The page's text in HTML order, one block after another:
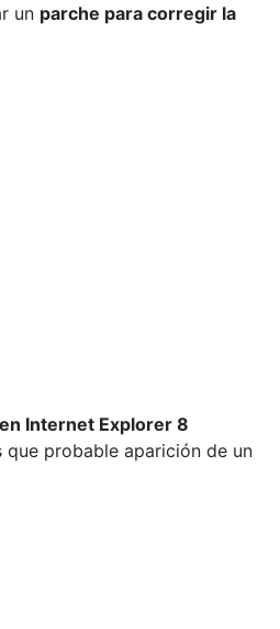
un parche para corregir la
Internet Explorer 8
probable aparición de un